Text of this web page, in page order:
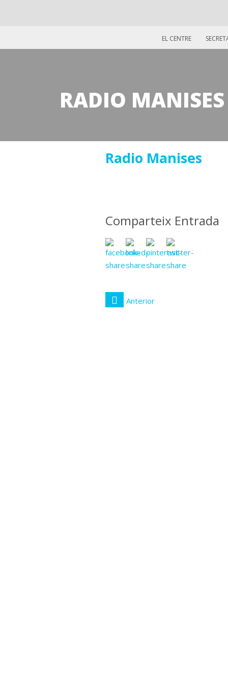
EL CENTRE
RADIO MANISES
Radio Manises
Comparteix Entrada
Anterior